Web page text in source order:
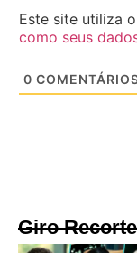
Este site utiliza
como seus
0
Giro